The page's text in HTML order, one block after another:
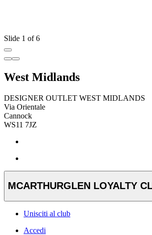
Slide 1 of 6
West Midlands
DESIGNER OUTLET WEST MIDLANDS
Via Orientale
Cannock
WS11 7JZ
MCARTHURGLEN LOYALTY
Unisciti al club
Accedi